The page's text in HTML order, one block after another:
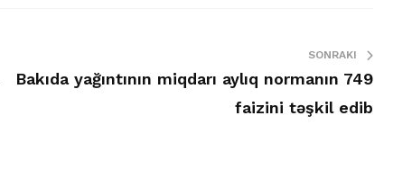
SONRAKI
Bakıda yağıntının miqdarı aylıq normanın 749
faizini təşkil edib